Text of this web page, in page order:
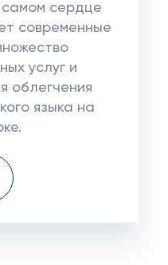
самом сердце
современные
услуг и
облегчения
языка на